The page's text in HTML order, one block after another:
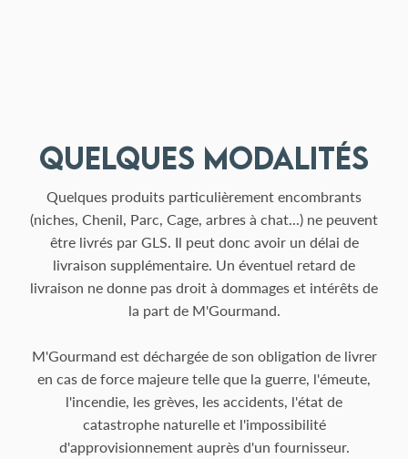
QUelques modalités
Quelques produits particulièrement encombrants
(niches, Chenil, Parc, Cage, arbres à chat...) ne peuvent
être livrés par GLS. Il peut donc avoir un délai de
livraison supplémentaire. Un éventuel retard de
livraison ne donne pas droit à dommages et intérêts de
la part de M'Gourmand.
M'Gourmand est déchargée de son obligation de livrer
en cas de force majeure telle que la guerre, l'émeute,
l'incendie, les grèves, les accidents, l'état de
catastrophe naturelle et l'impossibilité
d'approvisionnement auprès d'un fournisseur.